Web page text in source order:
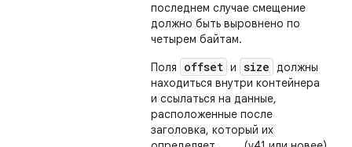
последнем случае смещение
должно быть выровнено по
четырем байтам.
Поля
offset и size должны
находиться внутри контейнера
и ссылаться на данные,
расположенные после
заголовка, который их